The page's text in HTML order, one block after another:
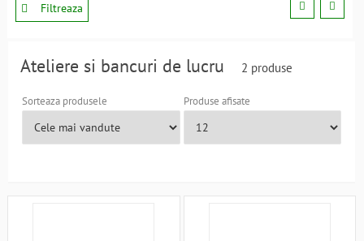
Filtreaza
Ateliere si bancuri de lucru 2 produse
Sorteaza produsele Produse afisate